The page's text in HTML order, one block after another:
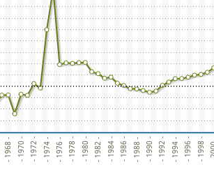
- 1968 - - 1970 - - 1972 - - 1974 - - 1976 - - 1978 - - 1980 - - 1982 - - 1984 - - 1986 - - 1988 - - 1990 - - 1992 - - 1994 - - 1996 - - 1998 - -